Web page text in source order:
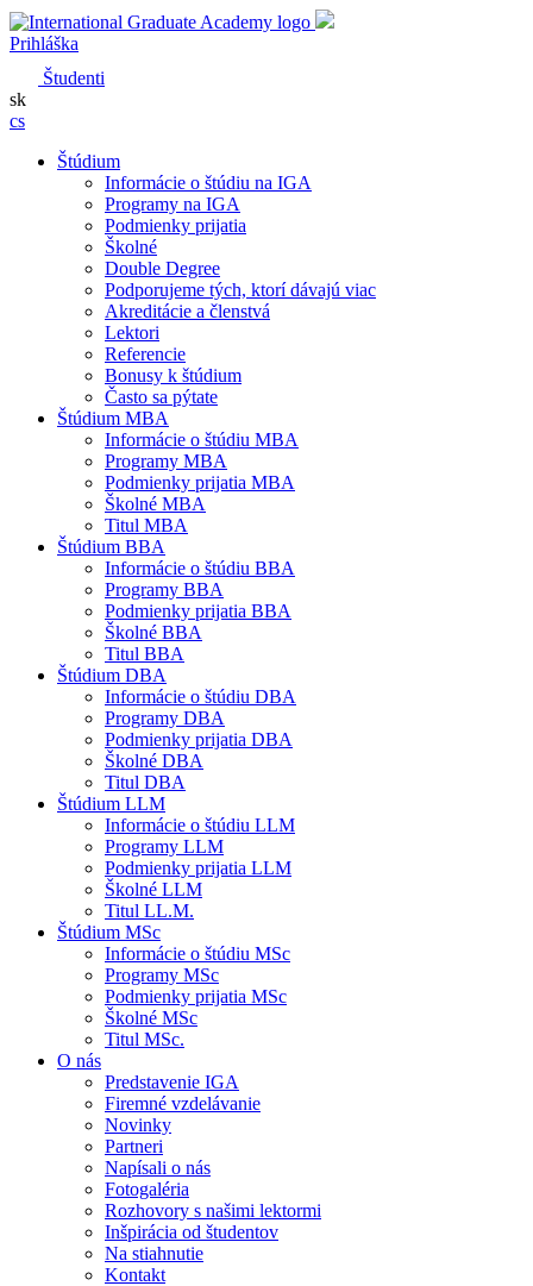
Prihláška
Študenti
sk
cs
Štúdium
Informácie o štúdiu na IGA
Programy na IGA
Podmienky prijatia
Školné
Double Degree
Podporujeme tých, ktorí dávajú viac
Akreditácie a členstvá
Lektori
Referencie
Bonusy k štúdium
Často sa pýtate
Štúdium MBA
Informácie o štúdiu MBA
Programy MBA
Podmienky prijatia MBA
Školné MBA
Titul MBA
Štúdium BBA
Informácie o štúdiu BBA
Programy BBA
Podmienky prijatia BBA
Školné BBA
Titul BBA
Štúdium DBA
Informácie o štúdiu DBA
Programy DBA
Podmienky prijatia DBA
Školné DBA
Titul DBA
Štúdium LLM
Informácie o štúdiu LLM
Programy LLM
Podmienky prijatia LLM
Školné LLM
Titul LL.M.
Štúdium MSc
Informácie o štúdiu MSc
Programy MSc
Podmienky prijatia MSc
Školné MSc
Titul MSc.
O nás
Predstavenie IGA
Firemné vzdelávanie
Novinky
Partneri
Napísali o nás
Fotogaléria
Rozhovory s našimi lektormi
Inšpirácia od študentov
Na stiahnutie
Kontakt